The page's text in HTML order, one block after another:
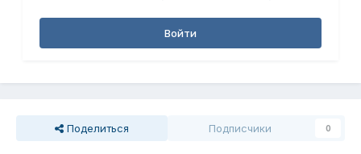
Войти
Поделиться Подписчики 0